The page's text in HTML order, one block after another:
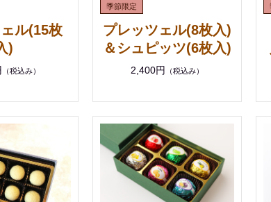
ル(15枚
)
（税込み）
プレッツェル(8枚入)
＆シュピッツ(6枚入)
2,400円 （税込み）